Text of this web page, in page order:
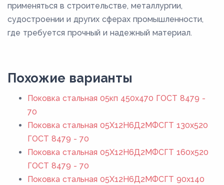
применяться в строительстве, металлургии,
судостроении и других сферах промышленности,
где требуется прочный и надежный материал.
Похожие варианты
Поковка стальная 05кп 450x470 ГОСТ 8479 -
70
Поковка стальная 05Х12Н6Д2МФСГТ 130x520
ГОСТ 8479 - 70
Поковка стальная 05Х12Н6Д2МФСГТ 160x520
ГОСТ 8479 - 70
Поковка стальная 05Х12Н6Д2МФСГТ 90x140